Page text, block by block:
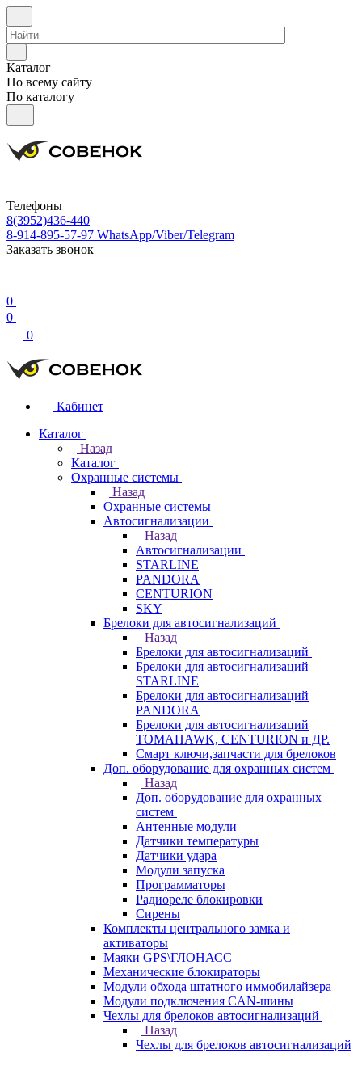
Каталог
По всему сайту
По каталогу
Телефоны
8(3952)436-440
8-914-895-57-97 WhatsApp/Viber/Telegram
Заказать звонок
0
0
0
Кабинет
Каталог
Назад
Каталог
Охранные системы
Назад
Охранные системы
Автосигнализации
Назад
Автосигнализации
STARLINE
PANDORA
CENTURION
SKY
Брелоки для автосигнализаций
Назад
Брелоки для автосигнализаций
Брелоки для автосигнализаций
STARLINE
Брелоки для автосигнализаций
PANDORA
Брелоки для автосигнализаций
TOMAHAWK, CENTURION и ДР.
Смарт ключи,запчасти для брелоков
Доп. оборудование для охранных систем
Назад
Доп. оборудование для охранных
систем
Антенные модули
Датчики температуры
Датчики удара
Модули запуска
Программаторы
Радиореле блокировки
Сирены
Комплекты центрального замка и
активаторы
Маяки GPS\ГЛОНАСС
Механические блокираторы
Модули обхода штатного иммобилайзера
Модули подключения CAN-шины
Чехлы для брелоков автосигнализаций
Назад
Чехлы для брелоков автосигнализаций